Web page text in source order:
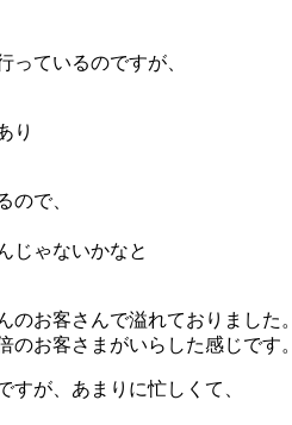
っているのですが、
り
ので、
じゃないかなと
お客さんで溢れておりました。
お客さまがいらした感じです。
が、あまりに忙しくて、